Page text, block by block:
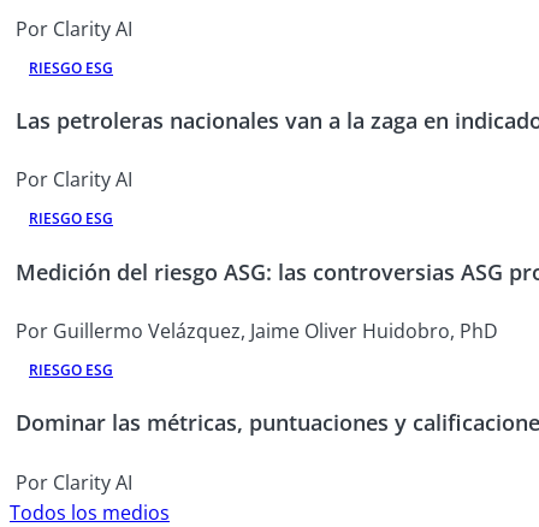
Todos los medios
Por Clarity AI
RIESGO ESG
Las petroleras nacionales van a la zaga en
Por Clarity AI
RIESGO ESG
Medición del riesgo ASG: las controversias ASG
Por Guillermo Velázquez, Jaime Oliver Huidobro, PhD
RIESGO ESG
Dominar las métricas, puntuaciones y
Por Clarity AI